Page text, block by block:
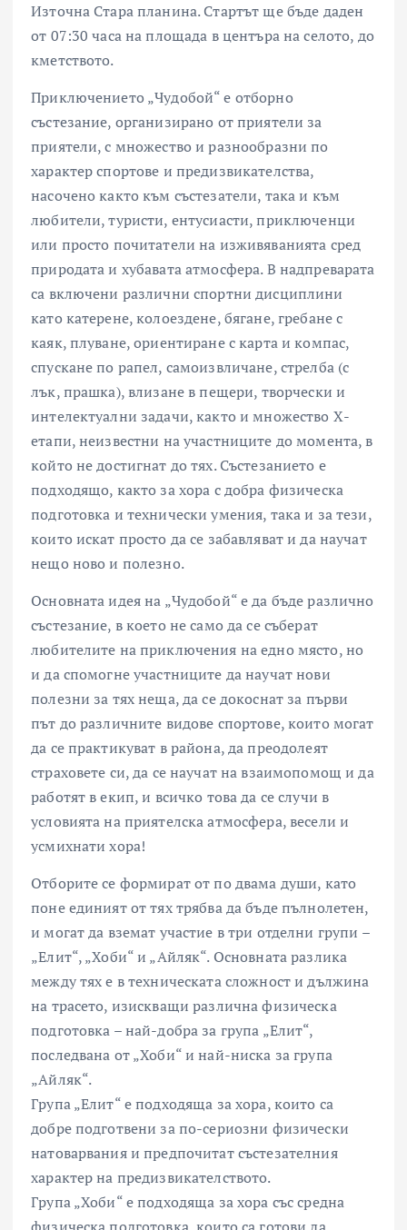
Източна Стара планина. Стартът ще бъде даден
от 07:30 часа на площада в центъра на селото, до
кметството.
Приключението „Чудобой“ е отборно
състезание, организирано от приятели за
приятели, с множество и разнообразни по
характер спортове и предизвикателства,
насочено както към състезатели, така и към
любители, туристи, ентусиасти, приключенци
или просто почитатели на изживяванията сред
природата и хубавата атмосфера. В надпреварата
са включени различни спортни дисциплини
като катерене, колоездене, бягане, гребане с
каяк, плуване, ориентиране с карта и компас,
спускане по рапел, самоизвличане, стрелба (с
лък, прашка), влизане в пещери, творчески и
интелектуални задачи, както и множество Х-
етапи, неизвестни на участниците до момента, в
който не достигнат до тях. Състезанието е
подходящо, както за хора с добра физическа
подготовка и технически умения, така и за тези,
които искат просто да се забавляват и да научат
нещо ново и полезно.
Основната идея на „Чудобой“ е да бъде различно
състезание, в което не само да се съберат
любителите на приключения на едно място, но
и да спомогне участниците да научат нови
полезни за тях неща, да се докоснат за първи
път до различните видове спортове, които могат
да се практикуват в района, да преодолеят
страховете си, да се научат на взаимопомощ и да
работят в екип, и всичко това да се случи в
условията на приятелска атмосфера, весели и
усмихнати хора!
Отборите се формират от по двама души, като
поне единият от тях трябва да бъде пълнолетен,
и могат да вземат участие в три отделни групи –
„Елит“, „Хоби“ и „Айляк“. Основната разлика
между тях е в техническата сложност и дължина
на трасето, изискващи различна физическа
подготовка – най-добра за група „Елит“,
последвана от „Хоби“ и най-ниска за група
„Айляк“.
Група „Елит“ е подходяща за хора, които са
добре подготвени за по-сериозни физически
натоварвания и предпочитат състезателния
характер на предизвикателството.
Група „Хоби“ е подходяща за хора със средна